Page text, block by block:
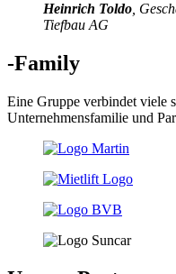
Heinrich Toldo ,
Tiefbau AG
-Family
Eine Gruppe verbindet viele
Unternehmensfamilie und